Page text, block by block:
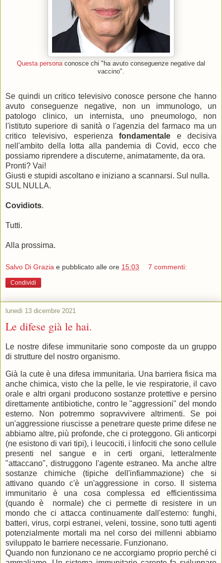
Questa personaconosce chi "ha avuto conseguenze negative dal
vaccino".
Se quindi un critico televisivo conosce persone che hanno
avuto conseguenze negative, non un immunologo, un
patologo clinico, un internista, uno pneumologo, non
l'istituto superiore di sanità o l'agenzia del farmaco ma un
critico televisivo, esperienzafondamentale e decisiva
nell'ambito della lotta alla pandemia di Covid, ecco che
possiamo riprendere a discuterne, animatamente, da ora.
Pronti? Vai!
Giusti e stupidi ascoltano e iniziano a scannarsi. Sul nulla.
SUL NULLA.
Covidiots.
Tutti.
Alla prossima.
Salvo Di Grazia e pubblicato alle ore 15:03 7 commenti:
Condividi
lunedì 13 dicembre 2021
Le difese già le hai.
Le nostre difese immunitarie sono composte da un gruppo
di strutture del nostro organismo.
Già la cute è una difesa immunitaria. Una barriera fisica ma
anche chimica, visto che la pelle, le vie respiratorie, il cavo
orale e altri organi producono sostanze protettive e persino
direttamente antibiotiche, contro le "aggressioni" del mondo
esterno. Non potremmo sopravvivere altrimenti. Se poi
un'aggressione riuscisse a penetrare queste prime difese ne
abbiamo altre, più profonde, che ci proteggono. Gli anticorpi
(ne esistono di vari tipi), i leucociti, i linfociti che sono cellule
presenti nel sangue e in certi organi, letteralmente
"attaccano", distruggono l'agente estraneo. Ma anche altre
sostanze chimiche (tipiche dell'infiammazione) che si
attivano quando c'è un'aggressione in corso. Il sistema
immunitario è una cosa complessa ed efficientissima
(quando è normale) che ci permette di resistere in un
mondo che ci attacca continuamente dall'esterno: funghi,
batteri, virus, corpi estranei, veleni, tossine, sono tutti agenti
potenzialmente mortali ma nel corso dei millenni abbiamo
sviluppato le barriere necessarie. Funzionano.
Quando non funzionano ce ne accorgiamo proprio perché ci